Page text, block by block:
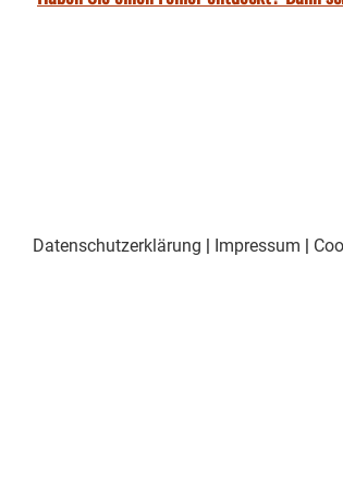
Datenschutzerklärung | Impressum |